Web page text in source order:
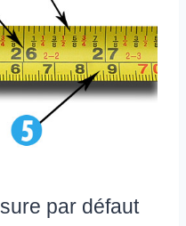
par défaut